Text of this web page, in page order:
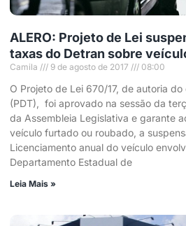
ALERO: Projeto de Lei
taxas do Detran sobre
Camila 9 de agosto de 2017 08:00
O Projeto de Lei 670/17, de autoria
(PDT), foi aprovado na sessão da
da Assembleia Legislativa e garante
veículo furtado ou roubado, a
Licenciamento anual do veículo
Departamento Estadual de
Leia Mais »